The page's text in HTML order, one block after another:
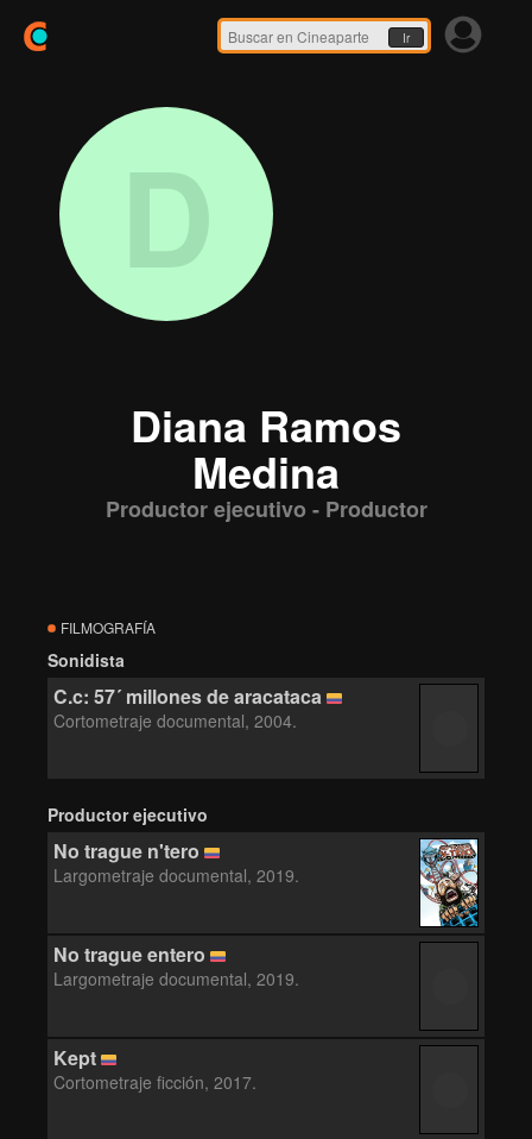
Ir
D
Diana Ramos
Medina
Productor ejecutivo - Productor
FILMOGRAFÍA
Sonidista
C.c: 57´ millones de aracataca
Cortometraje documental, 2004.
Productor ejecutivo
No trague n'tero
Largometraje documental, 2019.
No trague entero
Largometraje documental, 2019.
Kept
Cortometraje ficción, 2017.